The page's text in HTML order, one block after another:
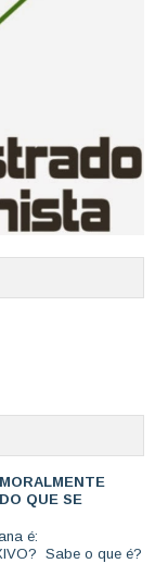
QUE SE
é:
Sabe o que é?